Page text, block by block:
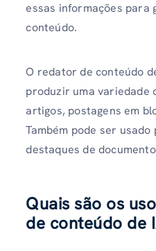
essas informações para
conteúdo.
O redator de conteúdo
produzir uma variedade
artigos, postagens em
Também pode ser
destaques de
Quais são os
de conteúdo de